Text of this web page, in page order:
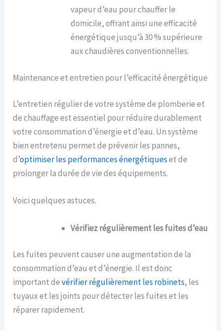
vapeur d’eau pour chauffer le
domicile, offrant ainsi une efficacité
énergétique jusqu’à 30 % supérieure
aux chaudières conventionnelles.
Maintenance et entretien pour l’efficacité énergétique
L’entretien régulier de votre système de plomberie et
de chauffage est essentiel pour réduire durablement
votre consommation d’énergie et d’eau. Un système
bien entretenu permet de prévenir les pannes,
d’optimiser les performances énergétiqueset de
prolonger la durée de vie des équipements.
Voici quelques astuces.
Vérifiez régulièrement les fuites d’eau
Les fuites peuvent causer une augmentation de la
consommation d’eau et d’énergie. Il est donc
important devérifier régulièrement les robinets, les
tuyaux et les joints pour détecter les fuites et les
réparer rapidement.